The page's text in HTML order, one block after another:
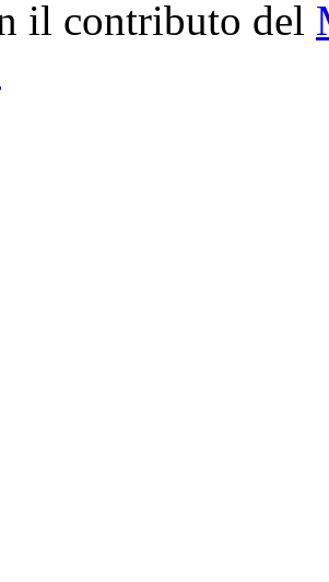
il contributo del